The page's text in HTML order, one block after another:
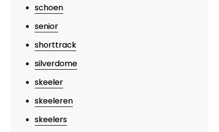
schoen
senior
shorttrack
silverdome
skeeler
skeeleren
skeelers